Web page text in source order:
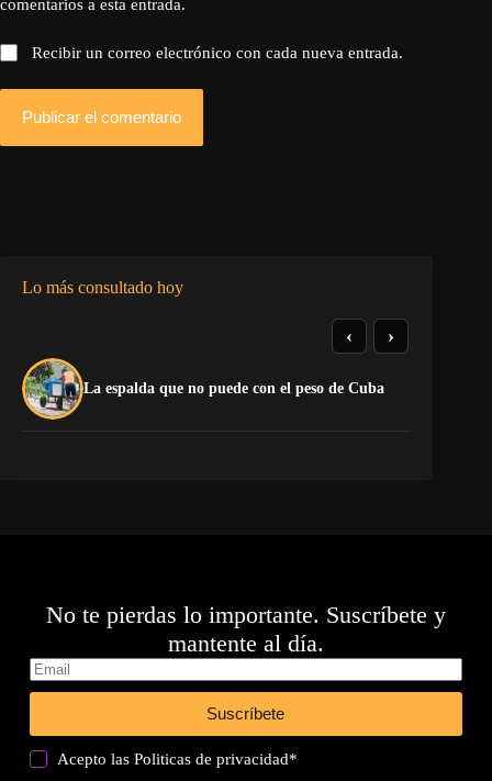
comentarios a esta entrada.
Recibir un correo electrónico con cada nueva entrada.
Publicar el comentario
Lo más consultado hoy
La espalda que no puede con el peso de Cuba
‹ ›
No te pierdas lo importante. Suscríbete y
mantente al día.
Suscríbete
Acepto lasPoliticas de privacidad*